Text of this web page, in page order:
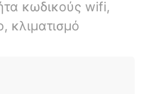
κωδικούς wifi,
κλιματισμό